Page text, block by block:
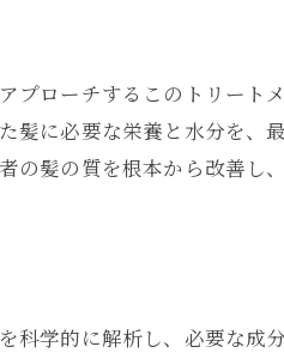
ローチするこのトリートメ
髪に必要な栄養と水分を、
の髪の質を根本から改善し
科学的に解析し、必要な成